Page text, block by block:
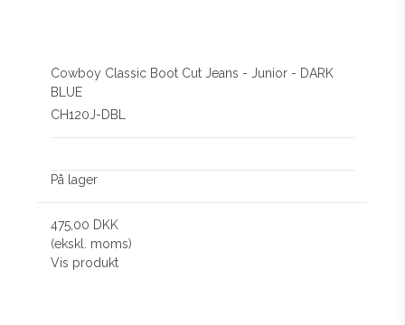
Cowboy Classic Boot Cut Jeans - Junior - DARK
BLUE
CH120J-DBL
På lager
475,00 DKK
(ekskl. moms)
Vis produkt